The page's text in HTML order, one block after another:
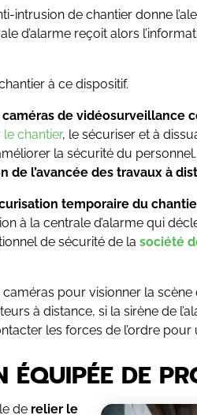
intrusion de chantier donne
d’alarme reçoit alors
à ce dispositif.
de vidéosurveillance
chantier, le sécuriser et à
la sécurité du
de l’avancée des travaux à
temporaire du
à la centrale d’alarme qui
de sécurité de la société
pour visionner la scène
à distance, si la sirène de
les forces de l’ordre
DE
de relier le